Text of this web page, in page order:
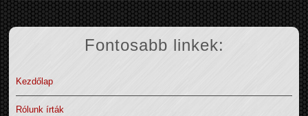
Fontosabb linkek:
Kezdőlap
Rólunk írták